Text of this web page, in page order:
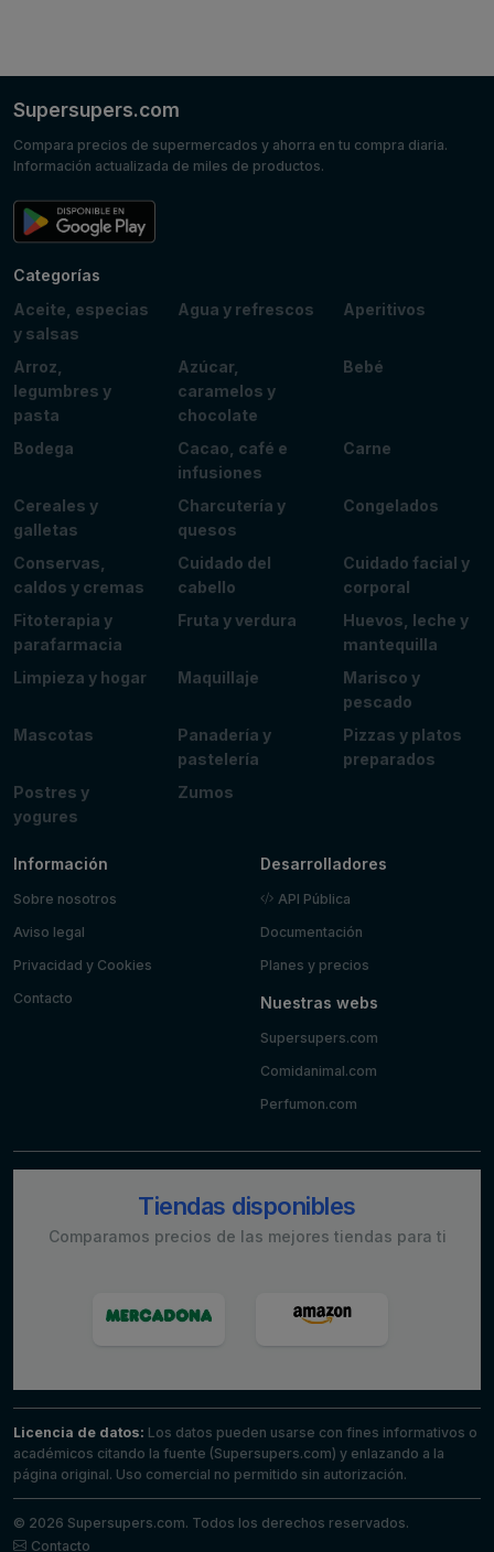
Supersupers.com
Compara precios de supermercados y ahorra en tu compra diaria.
Información actualizada de miles de productos.
Categorías
Aceite, especias
y salsas
Agua y refrescos Aperitivos
Arroz,
legumbres y
pasta
Azúcar,
caramelos y
chocolate
Bebé
Bodega
Cacao, café e
infusiones
Carne
Cereales y
galletas
Charcutería y
quesos
Congelados
Conservas,
caldos y cremas
Cuidado del
cabello
Cuidado facial y
corporal
Fitoterapia y
parafarmacia
Fruta y verdura
Huevos, leche y
mantequilla
Limpieza y hogar
Maquillaje
Marisco y
pescado
Mascotas
Panadería y
pastelería
Pizzas y platos
preparados
Postres y
yogures
Zumos
Información
Sobre nosotros
Aviso legal
Privacidad y Cookies
Contacto
Desarrolladores
API Pública
Documentación
Planes y precios
Nuestras webs
Supersupers.com
Comidanimal.com
Perfumon.com
Tiendas disponibles
Comparamos precios de las mejores tiendas para ti
Licencia de datos: Los datos pueden usarse con fines informativos o
académicos citando la fuente (Supersupers.com) y enlazando a la
página original. Uso comercial no permitido sin autorización.
© 2026 Supersupers.com. Todos los derechos reservados.
Contacto